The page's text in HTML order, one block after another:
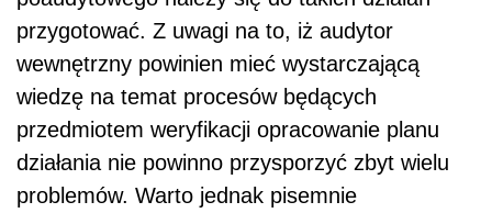
przygotować. Z uwagi na to, iż audytor
wewnętrzny powinien mieć wystarczającą
wiedzę na temat procesów będących
przedmiotem weryfikacji opracowanie planu
działania nie powinno przysporzyć zbyt wielu
problemów. Warto jednak pisemnie